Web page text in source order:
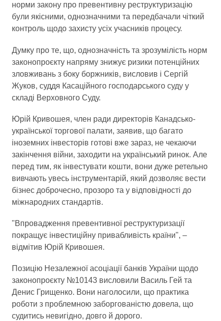
норми закону про превентивну реструктуризацію
були якісними, однозначними та передбачали чіткий
контроль щодо захисту усіх учасників процесу.
Думку про те, що, однозначність та зрозумілість норм
законопроєкту напряму знижує ризики потенційних
зловживань з боку боржників, висловив і Сергій
Жуков, суддя Касаційного господарського суду у
складі Верховного Суду.
Юрій Кривошея, член ради директорів Канадсько-
української торгової палати, заявив, що багато
іноземних інвесторів готові вже зараз, не чекаючи
закінчення війни, заходити на український ринок. Але
перед тим, як інвестувати кошти, вони дуже ретельно
вивчають увесь інструментарій, який дозволяє вести
бізнес доброчесно, прозоро та у відповідності до
міжнародних стандартів.
"Впровадження превентивної реструктуризації
покращує інвестиційну привабливість країни", –
відмітив Юрій Кривошея.
Позицію Незалежної асоціації банків України щодо
законопроєкту №10143 висловили Василь Гей та
Денис Грищенко. Вони наголосили, що практика
роботи з проблемною заборгованістю довела, що
судитись невигідно, довго й дорого.